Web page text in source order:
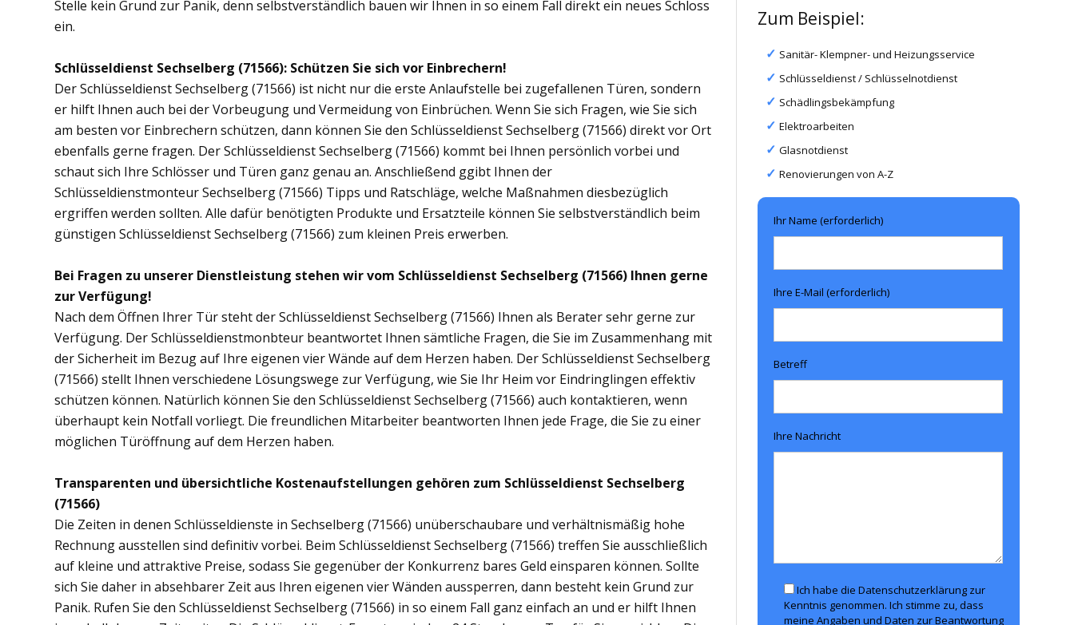
Zum Beispiel:
Sanitär- Klempner- und Heizungsservice
Schlüsseldienst / Schlüsselnotdienst
Schädlingsbekämpfung
Elektroarbeiten
Glasnotdienst
Renovierungen von A-Z
Ihr Name (erforderlich)
Ihre E-Mail (erforderlich)
Betreff
Ihre Nachricht
Ich habe die Datenschutzerklärung zur
Kenntnis genommen. Ich stimme zu, dass
meine Angaben und Daten zur Beantwortung
Stelle kein Grund zur Panik, denn selbstverständlich bauen wir Ihnen in so einem Fall direkt ein neues Schloss
ein.
Schlüsseldienst Sechselberg (71566): Schützen Sie sich vor Einbrechern!
Der Schlüsseldienst Sechselberg (71566) ist nicht nur die erste Anlaufstelle bei zugefallenen Türen, sondern
er hilft Ihnen auch bei der Vorbeugung und Vermeidung von Einbrüchen. Wenn Sie sich Fragen, wie Sie sich
am besten vor Einbrechern schützen, dann können Sie den Schlüsseldienst Sechselberg (71566) direkt vor Ort
ebenfalls gerne fragen. Der Schlüsseldienst Sechselberg (71566) kommt bei Ihnen persönlich vorbei und
schaut sich Ihre Schlösser und Türen ganz genau an. Anschließend ggibt Ihnen der
Schlüsseldienstmonteur Sechselberg (71566) Tipps und Ratschläge, welche Maßnahmen diesbezüglich
ergriffen werden sollten. Alle dafür benötigten Produkte und Ersatzteile können Sie selbstverständlich beim
günstigen Schlüsseldienst Sechselberg (71566) zum kleinen Preis erwerben.
Bei Fragen zu unserer Dienstleistung stehen wir vom Schlüsseldienst Sechselberg (71566) Ihnen gerne
zur Verfügung!
Nach dem Öffnen Ihrer Tür steht der Schlüsseldienst Sechselberg (71566) Ihnen als Berater sehr gerne zur
Verfügung. Der Schlüsseldienstmonbteur beantwortet Ihnen sämtliche Fragen, die Sie im Zusammenhang mit
der Sicherheit im Bezug auf Ihre eigenen vier Wände auf dem Herzen haben. Der Schlüsseldienst Sechselberg
(71566) stellt Ihnen verschiedene Lösungswege zur Verfügung, wie Sie Ihr Heim vor Eindringlingen effektiv
schützen können. Natürlich können Sie den Schlüsseldienst Sechselberg (71566) auch kontaktieren, wenn
überhaupt kein Notfall vorliegt. Die freundlichen Mitarbeiter beantworten Ihnen jede Frage, die Sie zu einer
möglichen Türöffnung auf dem Herzen haben.
Transparenten und übersichtliche Kostenaufstellungen gehören zum Schlüsseldienst Sechselberg
(71566)
Die Zeiten in denen Schlüsseldienste in Sechselberg (71566) unüberschaubare und verhältnismäßig hohe
Rechnung ausstellen sind definitiv vorbei. Beim Schlüsseldienst Sechselberg (71566) treffen Sie ausschließlich
auf kleine und attraktive Preise, sodass Sie gegenüber der Konkurrenz bares Geld einsparen können. Sollte
sich Sie daher in absehbarer Zeit aus Ihren eigenen vier Wänden aussperren, dann besteht kein Grund zur
Panik. Rufen Sie den Schlüsseldienst Sechselberg (71566) in so einem Fall ganz einfach an und er hilft Ihnen